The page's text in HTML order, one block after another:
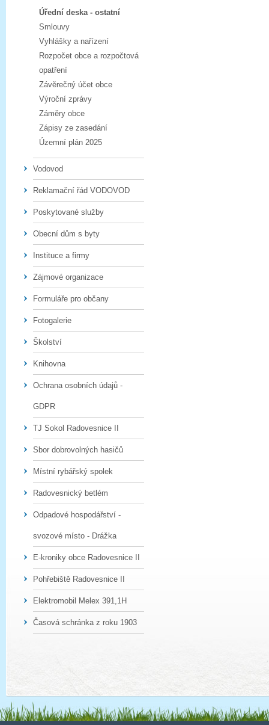
Úřední deska - ostatní
Smlouvy
Vyhlášky a nařízení
Rozpočet obce a rozpočtová
opatření
Závěrečný účet obce
Výroční zprávy
Záměry obce
Zápisy ze zasedání
Územní plán 2025
Vodovod
Reklamační řád VODOVOD
Poskytované služby
Obecní dům s byty
Instituce a firmy
Zájmové organizace
Formuláře pro občany
Fotogalerie
Školství
Knihovna
Ochrana osobních údajů -
GDPR
TJ Sokol Radovesnice II
Sbor dobrovolných hasičů
Místní rybářský spolek
Radovesnický betlém
Odpadové hospodářství -
svozové místo - Drážka
E-kroniky obce Radovesnice II
Pohřebiště Radovesnice II
Elektromobil Melex 391,1H
Časová schránka z roku 1903